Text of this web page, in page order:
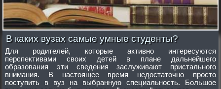
В каких вузах самые умные студенты?
Для родителей, которые активно интересуются
перспективами своих детей в плане дальнейшего
образования эти сведения заслуживают пристального
внимания. В настоящее время недостаточно просто
поступить в вуз на выбранную специальность. Большое